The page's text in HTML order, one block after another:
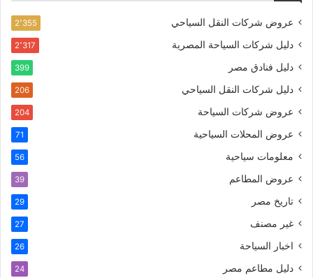
عروض شركات النقل السياحي 2٬355
دليل شركات السياحة المصرية 2٬317
دليل فنادق مصر 399
دليل شركات النقل السياحي 206
عروض شركات السياحة 204
عروض المحلات السياحية 71
معلومات سياحية 56
عروض المطاعم 39
تاريخ مصر 29
غير مصنف 27
اخبار السياحة 26
دليل مطاعم مصر 24